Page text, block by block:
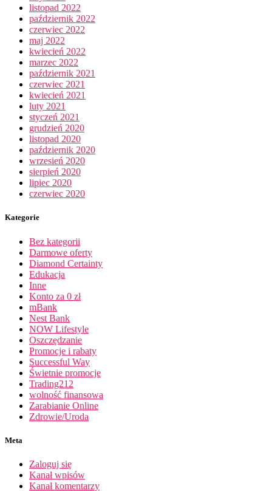
listopad 2022
październik 2022
czerwiec 2022
maj 2022
kwiecień 2022
marzec 2022
październik 2021
czerwiec 2021
kwiecień 2021
luty 2021
styczeń 2021
grudzień 2020
listopad 2020
październik 2020
wrzesień 2020
sierpień 2020
lipiec 2020
czerwiec 2020
Kategorie
Bez kategorii
Darmowe oferty
Diamond Certainty
Edukacja
Inne
Konto za 0 zł
mBank
Nest Bank
NOW Lifestyle
Oszczędzanie
Promocje i rabaty
Successful Way
Świetnie promocje
Trading212
wolność finansowa
Zarabianie Online
Zdrowie/Uroda
Meta
Zaloguj się
Kanał wpisów
Kanał komentarzy